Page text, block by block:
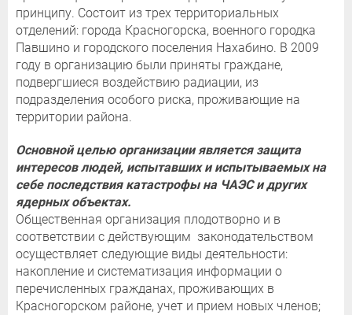
принципу. Состоит из трех территориальных
отделений: города Красногорска, военного городка
Павшино и городского поселения Нахабино. В 2009
году в организацию были приняты граждане,
подвергшиеся воздействию радиации, из
подразделения особого риска, проживающие на
территории района.
Основной целью организации является защита
интересов людей, испытавших и испытываемых на
себе последствия катастрофы на ЧАЭС и других
ядерных объектах.
Общественная организация плодотворно и в
соответствии с действующим законодательством
осуществляет следующие виды деятельности:
накопление и систематизация информации о
перечисленных гражданах, проживающих в
Красногорском районе, учет и прием новых членов;